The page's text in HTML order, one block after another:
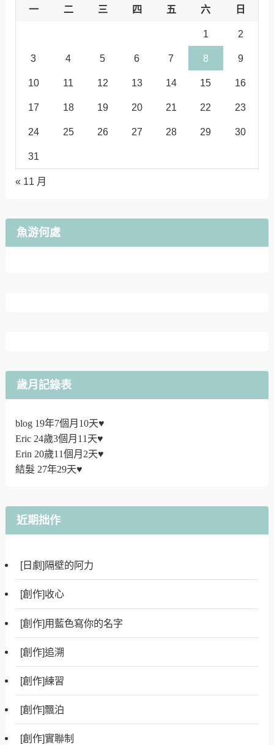
一 二 三 四 五 六 日
1 2
3 4 5 6 7 8 9
10 11 12 13 14 15 16
17 18 19 20 21 22 23
24 25 26 27 28 29 30
31
« 11 月
魚游何處
歲月記錄表
blog 19年7個月10天♥
Eric 24歲3個月11天♥
Erin 20歲11個月2天♥
結髮 27年29天♥
近期拙作
[日劇]隔壁的阿力
[創作]收心
[創作]用藍色寫你的名字
[創作]追溯
[創作]練習
[創作]飄泊
[創作]實聯制